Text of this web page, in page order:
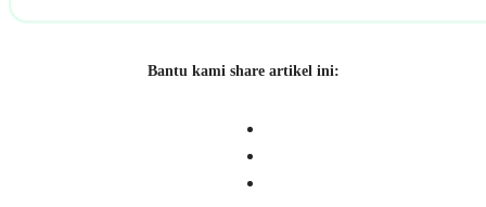
Bantu kami share artikel ini: